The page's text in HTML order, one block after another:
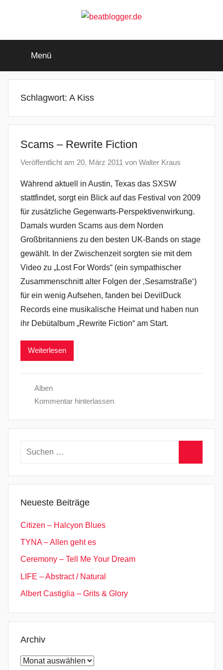
beatblogger.de
beat
goes
Menü
Schlagwort: A Kiss
Scams – Rewrite Fiction
Veröffentlicht am 20. März 2011 von Walter Kraus
Während aktuell in Austin, Texas das SXSW
stattfindet, sorgt ein Blick auf das Festival von 2009
für zusätzliche Gegenwarts-Perspektivenwirkung.
Damals wurden Scams aus dem Norden
Großbritanniens zu den besten UK-Bands on stage
gewählt. In der Zwischenzeit sorgten sie mit dem
Video zu „Lost For Words“ (ein sympathischer
Zusammenschnitt alter Folgen der ‚Sesamstraße‘)
für ein wenig Aufsehen, fanden bei DevilDuck
Records eine musikalische Heimat und haben nun
ihr Debütalbum „Rewrite Fiction“ am Start.
Weiterlesen
Alben
Kommentar hinterlassen
Suchen
Neueste Beiträge
Citizen – Halcyon Blues
TYNA – Allen geht es
Ceremony – Tell Me Your Dream
LIFE – Abstract / Natural
Albert Castiglia – Grits & Glory
Archiv
Archiv